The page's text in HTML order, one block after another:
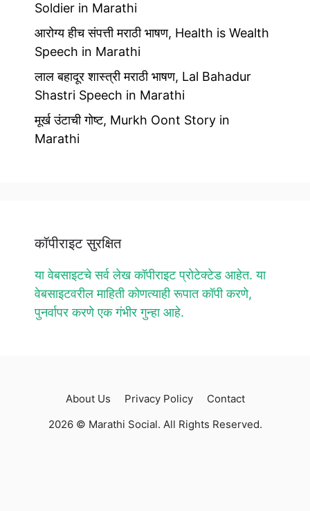
Soldier in Marathi
आरोग्य हीच संपत्ती मराठी भाषण, Health is Wealth
Speech in Marathi
लाल बहादूर शास्त्री मराठी भाषण, Lal Bahadur
Shastri Speech in Marathi
मूर्ख उंटाची गोष्ट, Murkh Oont Story in
Marathi
कॉपीराइट सुरक्षित
या वेबसाइटचे सर्व लेख कॉपीराइट प्रोटेक्टेड आहेत. या
वेबसाइटवरील माहिती कोणत्याही रूपात कॉपी करणे,
पुनर्वापर करणे एक गंभीर गुन्हा आहे.
About Us Privacy Policy
Contact
2026 © Marathi Social. All Rights Reserved.